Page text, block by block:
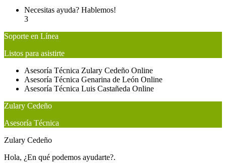
Necesitas ayuda? Hablemos!
3
Soporte en Línea
Listos para asistirte
Asesoría Técnica Zulary Cedeño Online
Asesoría Técnica Genarina de León Online
Asesoría Técnica Luis Castañeda Online
Zulary Cedeño
Asesoría Técnica
Zulary Cedeño
Hola, ¿En qué podemos ayudarte?.